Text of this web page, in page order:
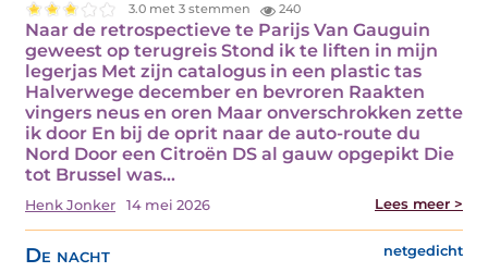
3.0 met 3 stemmen 240
Naar de retrospectieve te Parijs Van Gauguin
geweest op terugreis Stond ik te liften in mijn
legerjas Met zijn catalogus in een plastic tas
Halverwege december en bevroren Raakten
vingers neus en oren Maar onverschrokken zette
ik door En bij de oprit naar de auto-route du
Nord Door een Citroën DS al gauw opgepikt Die
tot Brussel was…
Henk Jonker 14 mei 2026 Lees meer >
De nacht netgedicht